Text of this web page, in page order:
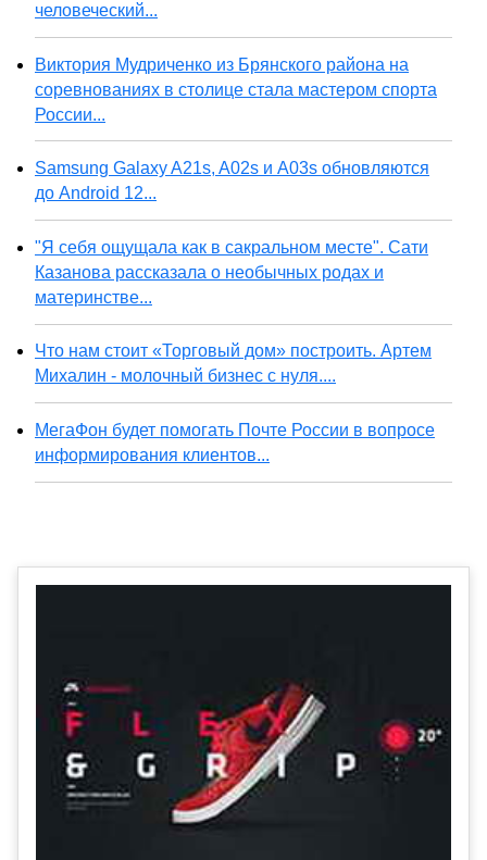
человеческий...
Виктория Мудриченко из Брянского района на
соревнованиях в столице стала мастером спорта
России...
Samsung Galaxy A21s, A02s и A03s обновляются
до Android 12...
"Я себя ощущала как в сакральном месте". Сати
Казанова рассказала о необычных родах и
материнстве...
Что нам стоит «Торговый дом» построить. Артем
Михалин - молочный бизнес с нуля....
МегаФон будет помогать Почте России в вопросе
информирования клиентов...